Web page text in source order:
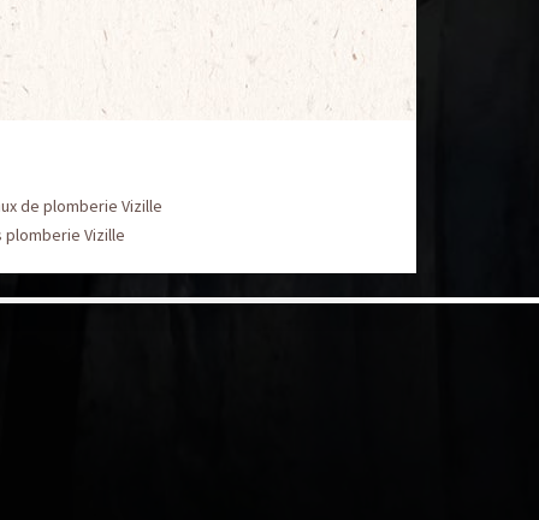
de plomberie Vizille
plomberie Vizille